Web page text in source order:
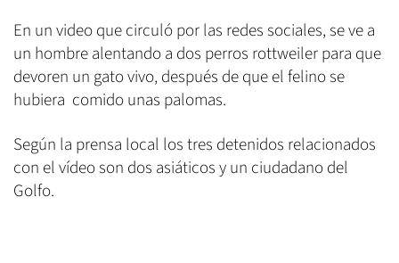
En un video que circuló por las redes sociales, se ve a
un hombre alentando a dos perros rottweiler para que
devoren un gato vivo, después de que el felino se
hubiera comido unas palomas.
Según la prensa local los tres detenidos relacionados
con el vídeo son dos asiáticos y un ciudadano del
Golfo.